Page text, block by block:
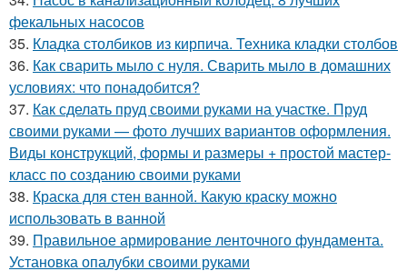
фекальных насосов
35. Кладка столбиков из кирпича. Техника кладки столбов
36. Как сварить мыло с нуля. Сварить мыло в домашних
условиях: что понадобится?
37. Как сделать пруд своими руками на участке. Пруд
своими руками — фото лучших вариантов оформления.
Виды конструкций, формы и размеры + простой мастер-
класс по созданию своими руками
38. Краска для стен ванной. Какую краску можно
использовать в ванной
39. Правильное армирование ленточного фундамента.
Установка опалубки своими руками